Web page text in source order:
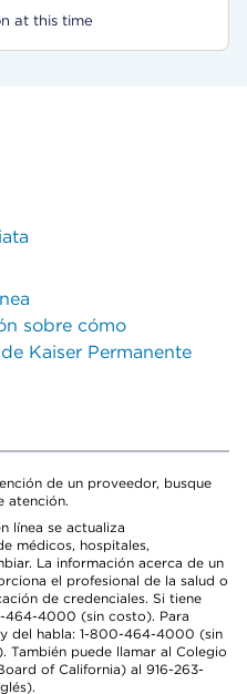
at this time
sobre cómo
Kaiser Permanente
de un proveedor, busque
atención.
línea se actualiza
médicos, hospitales,
La información acerca de un
el profesional de la salud o
de credenciales. Si tiene
464-4000 (sin costo). Para
del habla: 1-800-464-4000 (sin
También puede llamar al Colegio
of California) al 916-263-